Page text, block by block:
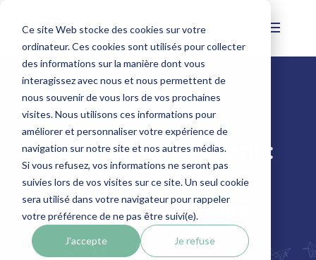
Ce site Web stocke des cookies sur votre
ordinateur. Ces cookies sont utilisés pour collecter
des informations sur la manière dont vous
interagissez avec nous et nous permettent de
nous souvenir de vous lors de vos prochaines
visites. Nous utilisons ces informations pour
améliorer et personnaliser votre expérience de
navigation sur notre site et nos autres médias.
Si vous refusez, vos informations ne seront pas
suivies lors de vos visites sur ce site. Un seul cookie
sera utilisé dans votre navigateur pour rappeler
votre préférence de ne pas être suivi(e).
J'accepte Je refuse
LE BLOG
L’expérience client :
explications et
bonnes pratiques